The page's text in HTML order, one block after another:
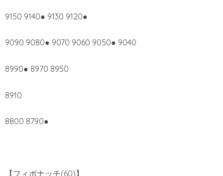
9150 9140● 9130 9120●
9090 9080● 9070 9060 9050● 9040
8990● 8970 8950
8910
8800 8790●
【フィボナッチ(60)】